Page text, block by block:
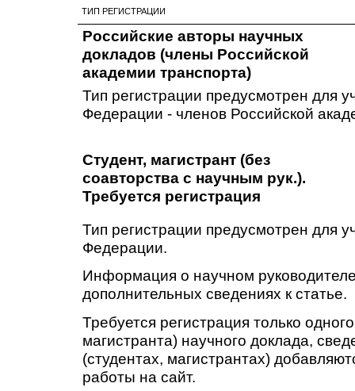
ТИП РЕГИСТРАЦИИ
Российские авторы научных
докладов (члены Российской
академии транспорта)
Тип регистрации предусмотрен для
Федерации - членов Российской
Студент, магистрант (без
соавторства с научным рук.).
Требуется регистрация
Тип регистрации предусмотрен для
Федерации.
Информация о научном
дополнительных сведениях к статье.
Требуется регистрация только
магистранта) научного доклада,
(студентах, магистрантах)
работы на сайт.